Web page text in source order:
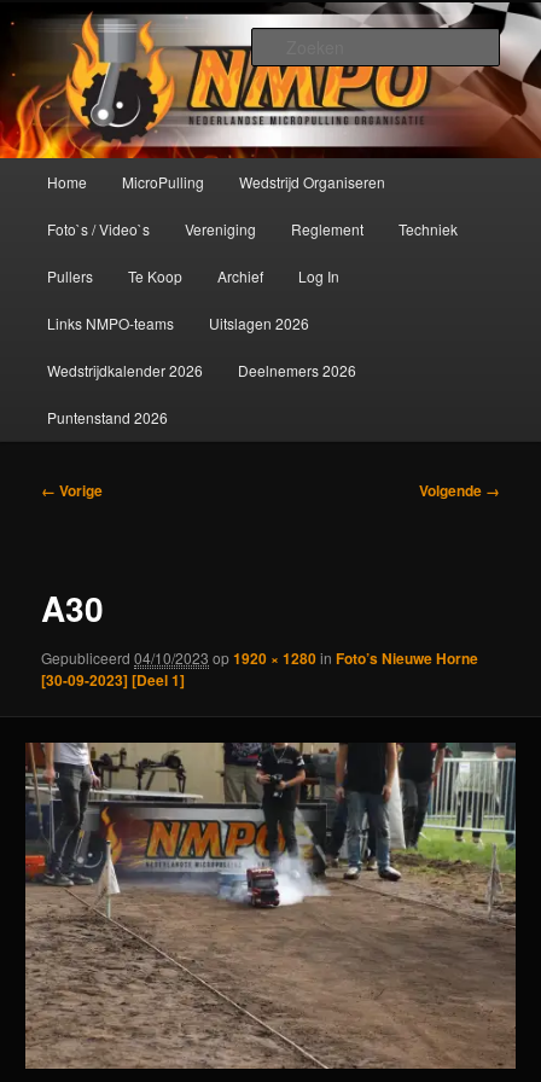
primaire
inhoudNederlandse MicroPulling
Organisatie
De meest krachtige modelbouwsport ter wereld!
Home MicroPulling Wedstrijd Organiseren
Foto`s / Video`s Vereniging Reglement Techniek
Pullers Te Koop Archief Log In
Links NMPO-teams Uitslagen 2026
Wedstrijdkalender 2026 Deelnemers 2026
Puntenstand 2026
Afbeeldingsnavigatie
← Vorige Volgende →
A30
Gepubliceerd04/10/2023 op1920 × 1280inFoto’s Nieuwe Horne
[30-09-2023] [Deel 1]